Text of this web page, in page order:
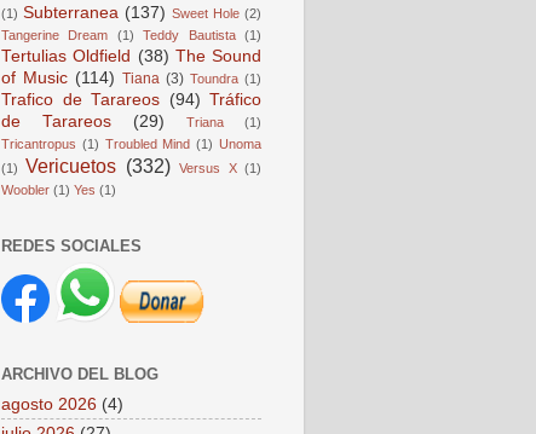
(1) Subterranea (137) Sweet Hole (2)
Tangerine Dream
(1) Teddy Bautista (1)
Tertulias Oldfield (38) The Sound
of Music (114) Tiana (3) Toundra (1)
Trafico de Tarareos (94) Tráfico
de Tarareos
(29) Triana
(1)
Tricantropus (1) Troubled Mind (1) Unoma
(1)
Vericuetos (332) Versus X (1)
Woobler (1) Yes (1)
REDES SOCIALES
ARCHIVO DEL BLOG
agosto 2026 (4)